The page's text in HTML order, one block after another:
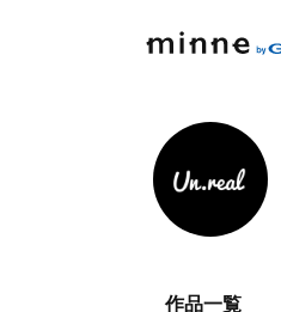
作品一覧